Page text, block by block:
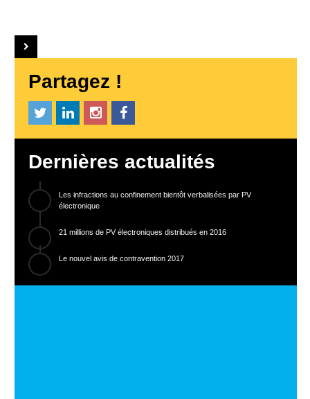
Partagez !
Dernières actualités
Les infractions au confinement bientôt verbalisées par PV
électronique
21 millions de PV électroniques distribués en 2016
Le nouvel avis de contravention 2017